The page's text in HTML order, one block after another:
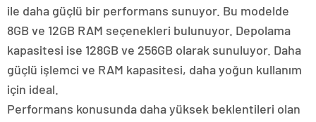
ile daha güçlü bir performans sunuyor. Bu modelde
8GB ve 12GB RAM seçenekleri bulunuyor. Depolama
kapasitesi ise 128GB ve 256GB olarak sunuluyor. Daha
güçlü işlemci ve RAM kapasitesi, daha yoğun kullanım
için ideal.
Performans konusunda daha yüksek beklentileri olan